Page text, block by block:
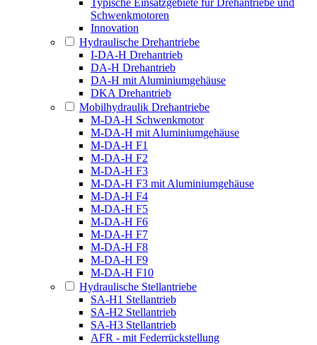
Typische Einsatzgebiete für Drehantriebe und
Schwenkmotoren
Innovation
Hydraulische Drehantriebe
I-DA-H Drehantrieb
DA-H Drehantrieb
DA-H mit Aluminiumgehäuse
DKA Drehantrieb
Mobilhydraulik Drehantriebe
M-DA-H Schwenkmotor
M-DA-H mit Aluminiumgehäuse
M-DA-H F1
M-DA-H F2
M-DA-H F3
M-DA-H F3 mit Aluminiumgehäuse
M-DA-H F4
M-DA-H F5
M-DA-H F6
M-DA-H F7
M-DA-H F8
M-DA-H F9
M-DA-H F10
Hydraulische Stellantriebe
SA-H1 Stellantrieb
SA-H2 Stellantrieb
SA-H3 Stellantrieb
AFR - mit Federrückstellung